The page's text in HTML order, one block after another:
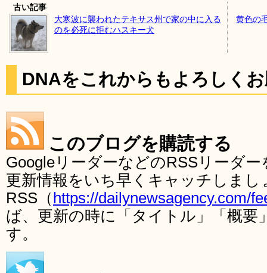
古い記事
大寒波に襲われたテキサス州で家の中に入る
のを必死に拒むハスキー犬
黄色の
DNAをこれからもよろしく
このブログを購読する
GoogleリーダーなどのRSSリーダ
更新情報をいち早くキャッチしま
RSS（ https://dailynewsagency.com/
ば、更新の時に「タイトル」「概要
す。